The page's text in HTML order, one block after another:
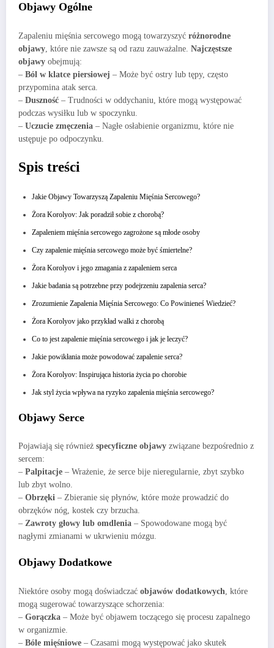
Objawy Ogólne
Zapaleniu mięśnia sercowego mogą towarzyszyć różnorodne
objawy , które nie zawsze są od razu zauważalne. Najczęstsze
objawy obejmują:
– Ból w klatce piersiowej – Może być ostry lub tępy, często
przypomina atak serca.
– Duszność – Trudności w oddychaniu, które mogą występować
podczas wysiłku lub w spoczynku.
– Uczucie zmęczenia – Nagłe osłabienie organizmu, które nie
ustępuje po odpoczynku.
Spis treści
Jakie Objawy Towarzyszą Zapaleniu Mięśnia Sercowego?
Żora Korolyov: Jak poradził sobie z chorobą?
Zapaleniem mięśnia sercowego zagrożone są młode osoby
Czy zapalenie mięśnia sercowego może być śmiertelne?
Żora Korolyov i jego zmagania z zapaleniem serca
Jakie badania są potrzebne przy podejrzeniu zapalenia serca?
Zrozumienie Zapalenia Mięśnia Sercowego: Co Powinieneś Wiedzieć?
Żora Korolyov jako przykład walki z chorobą
Co to jest zapalenie mięśnia sercowego i jak je leczyć?
Jakie powikłania może powodować zapalenie serca?
Żora Korolyov: Inspirująca historia życia po chorobie
Jak styl życia wpływa na ryzyko zapalenia mięśnia sercowego?
Objawy Serce
Pojawiają się również specyficzne objawy związane bezpośrednio z
sercem:
– Palpitacje – Wrażenie, że serce bije nieregularnie, zbyt szybko
lub zbyt wolno.
– Obrzęki – Zbieranie się płynów, które może prowadzić do
obrzęków nóg, kostek czy brzucha.
– Zawroty głowy lub omdlenia – Spowodowane mogą być
nagłymi zmianami w ukrwieniu mózgu.
Objawy Dodatkowe
Niektóre osoby mogą doświadczać objawów dodatkowych , które
mogą sugerować towarzyszące schorzenia:
– Gorączka – Może być objawem toczącego się procesu zapalnego
w organizmie.
– Bóle mięśniowe – Czasami mogą występować jako skutek